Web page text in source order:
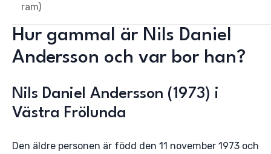
ram)
Hur gammal är Nils Daniel
Andersson och var bor han?
Nils Daniel Andersson (1973) i
Västra Frölunda
Den äldre personen är född den 11 november 1973 och